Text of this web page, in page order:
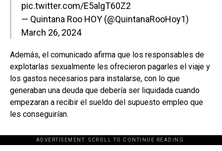
pic.twitter.com/E5algT60Z2
— Quintana Roo HOY (@QuintanaRooHoy1)
March 26, 2024
Además, el comunicado afirma que los responsables de
explotarlas sexualmente les ofrecieron pagarles el viaje y
los gastos necesarios para instalarse, con lo que
generaban una deuda que debería ser liquidada cuando
empezaran a recibir el sueldo del supuesto empleo que
les conseguirían.
ADVERTISEMENT. SCROLL TO CONTINUE READING.
[adsforwp id="243463"]